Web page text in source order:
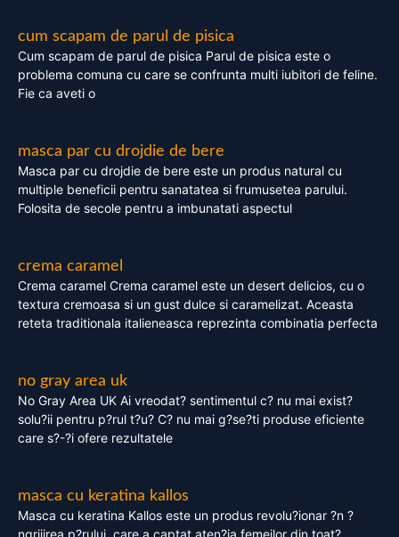
cum scapam de parul de pisica
Cum scapam de parul de pisica Parul de pisica este o
problema comuna cu care se confrunta multi iubitori de feline.
Fie ca aveti o
masca par cu drojdie de bere
Masca par cu drojdie de bere este un produs natural cu
multiple beneficii pentru sanatatea si frumusetea parului.
Folosita de secole pentru a imbunatati aspectul
crema caramel
Crema caramel Crema caramel este un desert delicios, cu o
textura cremoasa si un gust dulce si caramelizat. Aceasta
reteta traditionala italieneasca reprezinta combinatia perfecta
no gray area uk
No Gray Area UK Ai vreodat? sentimentul c? nu mai exist?
solu?ii pentru p?rul t?u? C? nu mai g?se?ti produse eficiente
care s?-?i ofere rezultatele
masca cu keratina kallos
Masca cu keratina Kallos este un produs revolu?ionar ?n ?